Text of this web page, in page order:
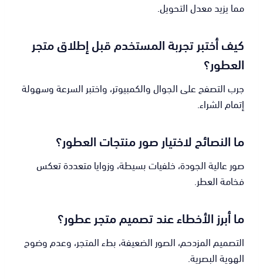
مما يزيد معدل التحويل.
كيف أختبر تجربة المستخدم قبل إطلاق متجر
العطور؟
جرب التصفح على الجوال والكمبيوتر، واختبر السرعة وسهولة
إتمام الشراء.
ما النصائح لاختيار صور منتجات العطور؟
صور عالية الجودة، خلفيات بسيطة، وزوايا متعددة تعكس
فخامة العطر.
ما أبرز الأخطاء عند تصميم متجر عطور؟
التصميم المزدحم، الصور الضعيفة، بطء المتجر، وعدم وضوح
الهوية البصرية.